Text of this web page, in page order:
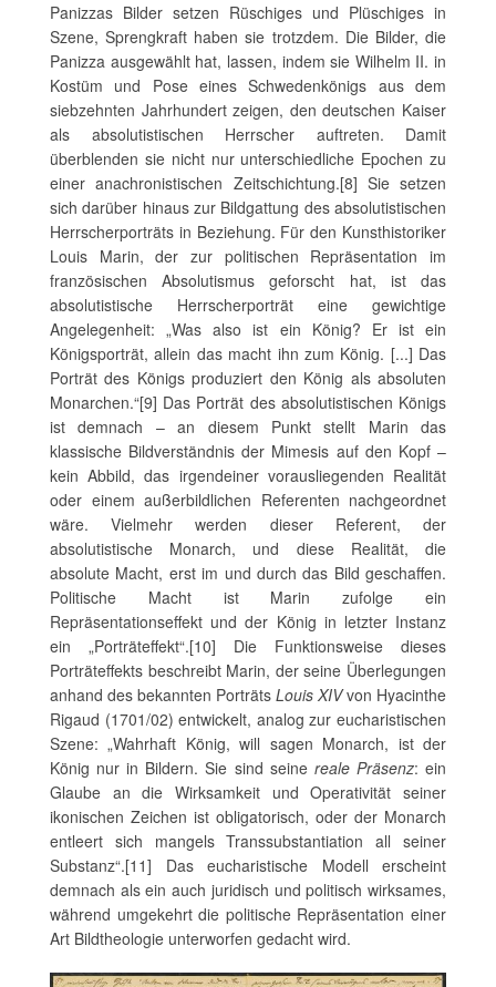
Panizzas Bilder setzen Rüschiges und Plüschiges in
Szene, Sprengkraft haben sie trotzdem. Die Bilder, die
Panizza ausgewählt hat, lassen, indem sie Wilhelm II. in
Kostüm und Pose eines Schwedenkönigs aus dem
siebzehnten Jahrhundert zeigen, den deutschen Kaiser
als absolutistischen Herrscher auftreten. Damit
überblenden sie nicht nur unterschiedliche Epochen zu
einer anachronistischen Zeitschichtung.[8] Sie setzen
sich darüber hinaus zur Bildgattung des absolutistischen
Herrscherporträts in Beziehung. Für den Kunsthistoriker
Louis Marin, der zur politischen Repräsentation im
französischen Absolutismus geforscht hat, ist das
absolutistische Herrscherporträt eine gewichtige
Angelegenheit: „Was also ist ein König? Er ist ein
Königsporträt, allein das macht ihn zum König. [...] Das
Porträt des Königs produziert den König als absoluten
Monarchen.“[9] Das Porträt des absolutistischen Königs
ist demnach – an diesem Punkt stellt Marin das
klassische Bildverständnis der Mimesis auf den Kopf –
kein Abbild, das irgendeiner vorausliegenden Realität
oder einem außerbildlichen Referenten nachgeordnet
wäre. Vielmehr werden dieser Referent, der
absolutistische Monarch, und diese Realität, die
absolute Macht, erst im und durch das Bild geschaffen.
Politische Macht ist Marin zufolge ein
Repräsentationseffekt und der König in letzter Instanz
ein „Porträteffekt“.[10] Die Funktionsweise dieses
Porträteffekts beschreibt Marin, der seine Überlegungen
anhand des bekannten Porträts Louis XIVvon Hyacinthe
Rigaud (1701/02) entwickelt, analog zur eucharistischen
Szene: „Wahrhaft König, will sagen Monarch, ist der
König nur in Bildern. Sie sind seine reale Präsenz: ein
Glaube an die Wirksamkeit und Operativität seiner
ikonischen Zeichen ist obligatorisch, oder der Monarch
entleert sich mangels Transsubstantiation all seiner
Substanz“.[11] Das eucharistische Modell erscheint
demnach als ein auch juridisch und politisch wirksames,
während umgekehrt die politische Repräsentation einer
Art Bildtheologie unterworfen gedacht wird.